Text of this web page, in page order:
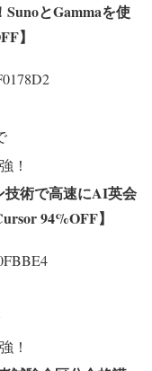
SunoとGammaを使
】
！
技術で高速にAI英会
94%OFF】
！